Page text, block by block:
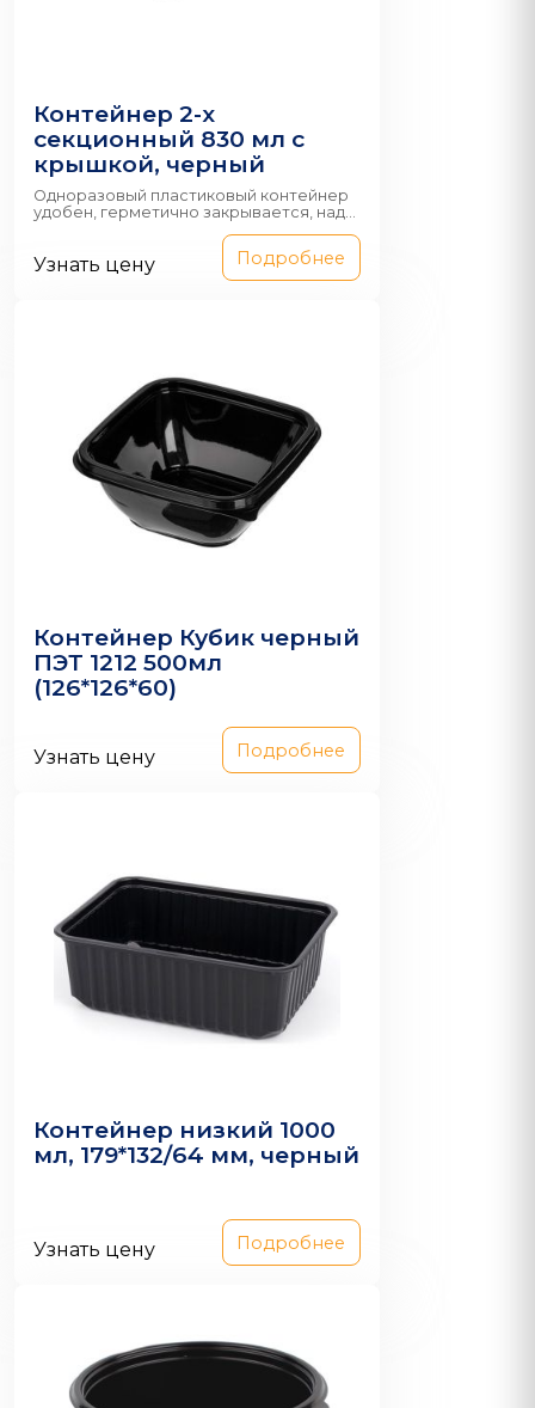
Контейнер 2-х
секционный 830 мл с
крышкой, черный
Одноразовый пластиковый контейнер
удобен, герметично закрывается, над...
Узнать цену Подробнее
Контейнер Кубик черный
ПЭТ 1212 500мл
(126*126*60)
Узнать цену Подробнее
Контейнер низкий 1000
мл, 179*132/64 мм, черный
Узнать цену Подробнее